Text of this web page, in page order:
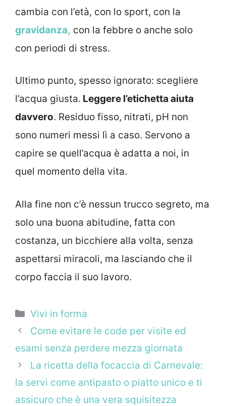
cambia con l’età, con lo sport, con la
gravidanza, con la febbre o anche solo
con periodi di stress.
Ultimo punto, spesso ignorato: scegliere
l’acqua giusta. Leggere l’etichetta aiuta
davvero. Residuo fisso, nitrati, pH non
sono numeri messi lì a caso. Servono a
capire se quell’acqua è adatta a noi, in
quel momento della vita.
Alla fine non c’è nessun trucco segreto, ma
solo una buona abitudine, fatta con
costanza, un bicchiere alla volta, senza
aspettarsi miracoli, ma lasciando che il
corpo faccia il suo lavoro.
Categorie
Vivi in forma
Come evitare le code per visite ed
esami senza perdere mezza giornata
La ricetta della focaccia di Carnevale:
la servi come antipasto o piatto unico e ti
assicuro che è una vera squisitezza